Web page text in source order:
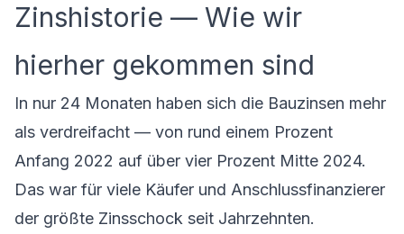
Zinshistorie — Wie wir
hierher gekommen sind
In nur 24 Monaten haben sich die Bauzinsen mehr
als verdreifacht — von rund einem Prozent
Anfang 2022 auf über vier Prozent Mitte 2024.
Das war für viele Käufer und Anschlussfinanzierer
der größte Zinsschock seit Jahrzehnten.